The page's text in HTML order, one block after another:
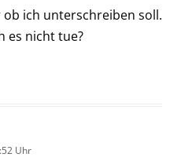
ich unterschreiben soll.
es nicht tue?
Uhr